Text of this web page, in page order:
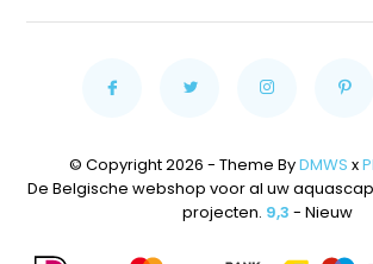
© Copyright 2026 - Theme ByDMWS x
De Belgische webshop voor al uw
projecten. 9,3 - Nieuw